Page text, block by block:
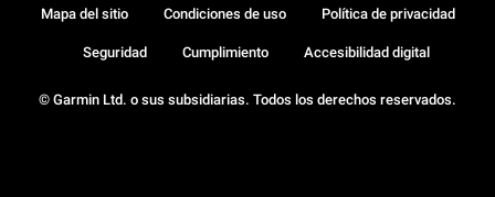
© Garmin Ltd. o sus subsidiarias. Todos los derechos reservados.
Mapa del sitio Condiciones de uso Política de privacidad
Seguridad Cumplimiento Accesibilidad digital